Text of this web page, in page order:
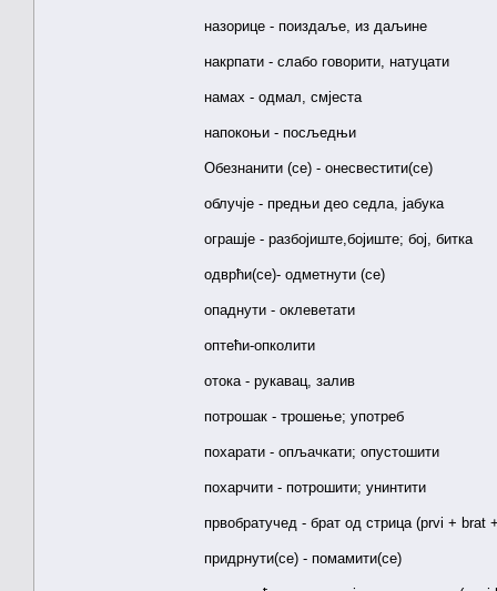
назорице - поиздаље, из даљине
накрпати - слабо говорити, натуцати
намах - одмал, смјеста
напокоњи - посљедњи
Обезнанити (cе) - онесвестити(се)
облучје - предњи део седла, јабука
ограшје - разбојиште,бојиште; бој, битка
одврћи(се)- одметнути (сe)
опаднути - оклеветати
оптећи-опколити
отока - рукавац, залив
потрошак - трошење; употреб
похарати - опљачкати; опустошити
похарчити - потрошити; унинтити
првобратучед - брат од стрица (prvi + brat
придрнути(се) - помамити(се)